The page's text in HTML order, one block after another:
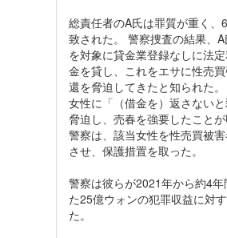
総責任者のA氏は罪質が重く、
致された。 警察捜査の結果、
を対象に貸金業登録なしに法
金を貸し、これをエサに性売
還を脅迫してきたと知られた
女性に「（借金を）返さない
脅迫し、売春を強要したことが
警察は、該当女性を性売買被
させ、保護措置を取った。
警察は彼らが2021年から約4
た25億ウォンの犯罪収益に対
た。